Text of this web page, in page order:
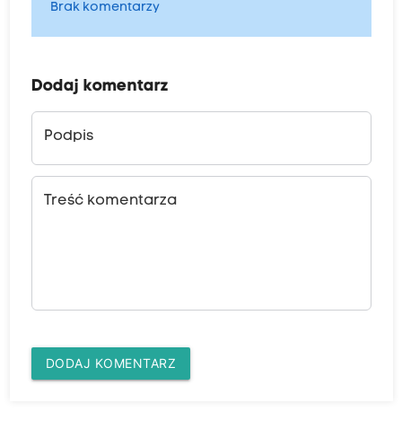
Brak komentarzy
Dodaj komentarz
Podpis
Treść komentarza
DODAJ KOMENTARZ